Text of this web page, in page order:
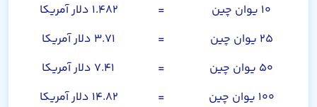
۱۰ یوان چین
=
۱.۴۸۲ دلار آمریکا
۲۵ یوان چین
=
۳.۷۱ دلار آمریکا
۵۰ یوان چین
=
۷.۴۱ دلار آمریکا
۱۰۰ یوان چین
=
۱۴.۸۲ دلار آمریکا